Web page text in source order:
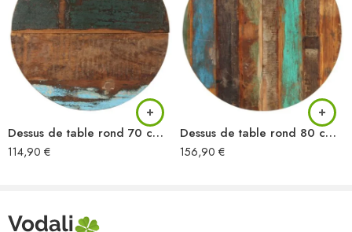
Dessus de table rond 70 cm 25-27 mm Bois de récupération solide
114,90 €
Dessus de table rond 80 cm 15-16 mm Bois de récupération
156,90 €